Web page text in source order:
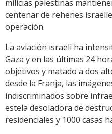
milicias palestinas
centenar de rehenes
operación.
La aviación israelí ha
Gaza y en las últimas 24
objetivos y matado a dos
desde la Franja, las
indiscriminados sobre
estela desoladora de
residenciales y 1000 casas